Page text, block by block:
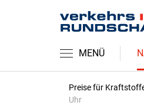
MENÜ
Preise für
Uhr